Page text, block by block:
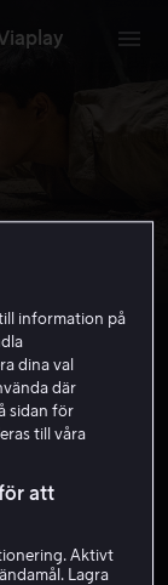
information på
dina val
där
sidan för
till våra
att
Aktivt
Lagra